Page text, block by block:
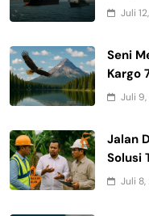
Juli
Seni
Kargo
Juli
Jalan
Solusi
Juli